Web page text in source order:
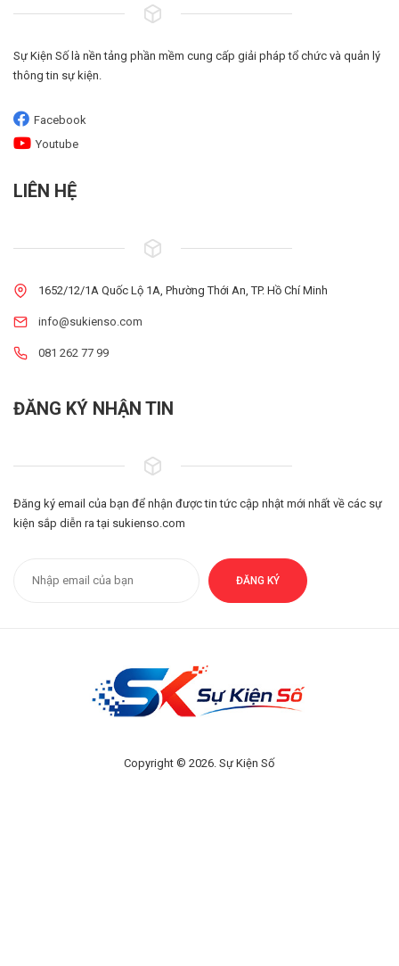
Sự Kiện Số là nền tảng phần mềm cung cấp giải pháp tổ chức và quản lý
thông tin sự kiện.
Facebook
Youtube
LIÊN HỆ
1652/12/1A Quốc Lộ 1A, Phường Thới An, TP. Hồ Chí Minh
info@sukienso.com
081 262 77 99
ĐĂNG KÝ NHẬN TIN
Đăng ký email của bạn để nhận được tin tức cập nhật mới nhất về các sự
kiện sắp diễn ra tại sukienso.com
ĐĂNG KÝ
Copyright © 2026. Sự Kiện Số